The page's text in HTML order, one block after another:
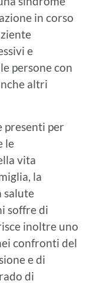
in corso
e
persone con
altri
presenti per
le
vita
la
salute
soffre di
inoltre uno
confronti del
e di
di